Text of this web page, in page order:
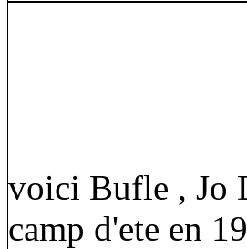
voici Bufle , Jo
camp d'ete en